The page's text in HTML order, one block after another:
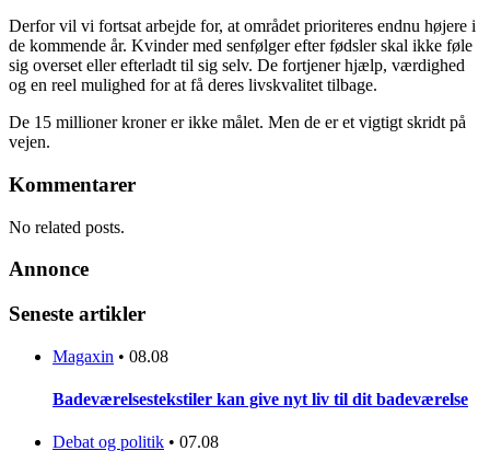
Derfor vil vi fortsat arbejde for, at området prioriteres endnu højere i
de kommende år. Kvinder med senfølger efter fødsler skal ikke føle
sig overset eller efterladt til sig selv. De fortjener hjælp, værdighed
og en reel mulighed for at få deres livskvalitet tilbage.
De 15 millioner kroner er ikke målet. Men de er et vigtigt skridt på
vejen.
Kommentarer
No related posts.
Annonce
Seneste artikler
Magaxin • 08.08
Badeværelsestekstiler kan give nyt liv til dit badeværelse
Debat og politik • 07.08